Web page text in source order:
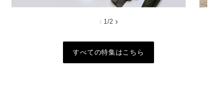
‹ 1/2 ›
すべての特集はこちら